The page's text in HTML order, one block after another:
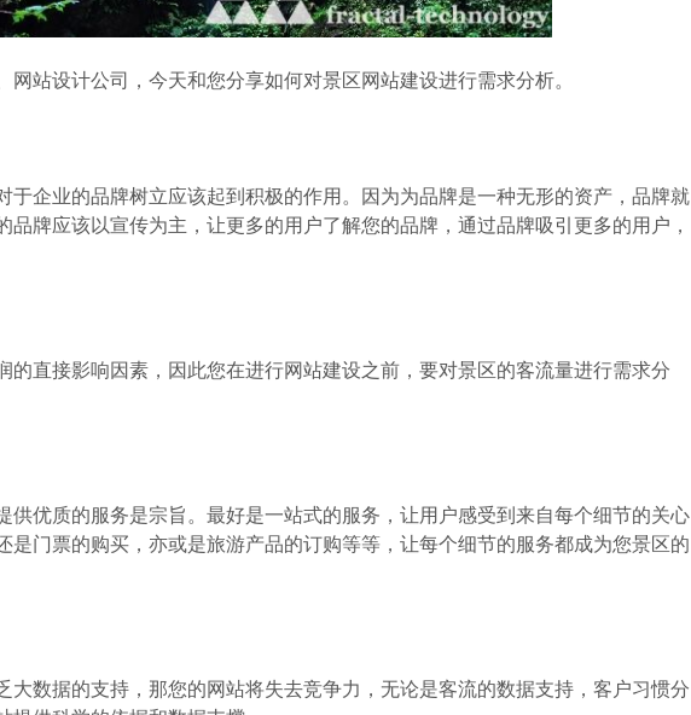
站设计公司，今天和您分享如何对景区网站建设进行需求分析。
企业的品牌树立应该起到积极的作用。因为为品牌是一种无形的资产，品牌就
品牌应该以宣传为主，让更多的用户了解您的品牌，通过品牌吸引更多的用户，
直接影响因素，因此您在进行网站建设之前，要对景区的客流量进行需求分
优质的服务是宗旨。最好是一站式的服务，让用户感受到来自每个细节的关心
是门票的购买，亦或是旅游产品的订购等等，让每个细节的服务都成为您景区的
数据的支持，那您的网站将失去竞争力，无论是客流的数据支持，客户习惯分